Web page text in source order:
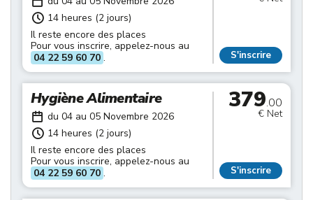
14 heures (2 jours)
Il reste encore des places
Pour vous inscrire, appelez-nous au
04 22 59 60 70 . S'inscrire
Hygiène Alimentaire
du 04 au 05 Novembre 2026
14 heures (2 jours)
Il reste encore des places
Pour vous inscrire, appelez-nous au
04 22 59 60 70 .
379.00
€ Net
S'inscrire